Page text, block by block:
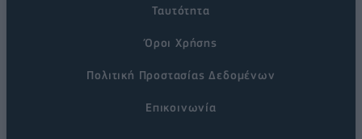
Ταυτότητα
Όροι Χρήσης
Πολιτική Προστασίας Δεδομένων
Επικοινωνία